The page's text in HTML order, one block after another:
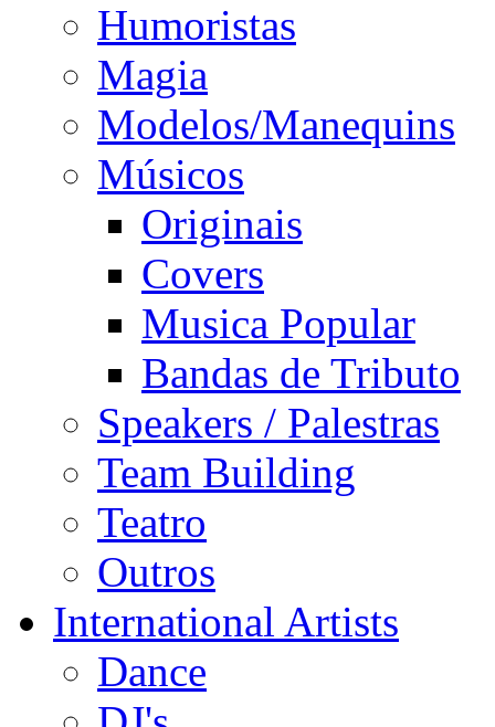
Humoristas
Magia
Modelos/Manequins
Músicos
Originais
Covers
Musica Popular
Bandas de Tributo
Speakers / Palestras
Team Building
Teatro
Outros
International Artists
Dance